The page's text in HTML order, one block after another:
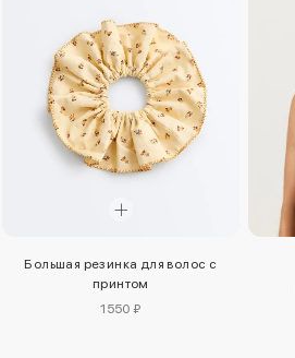
Большая резинка для волос с
принтом
1550 ₽